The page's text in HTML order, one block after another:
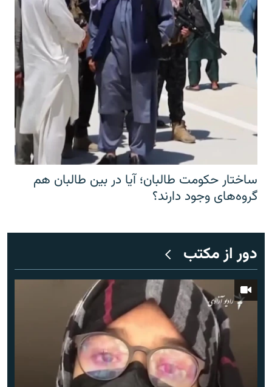
ساختار حکومت طالبان؛ آیا در بین طالبان هم
گروه‌های وجود دارند؟
دور از مکتب